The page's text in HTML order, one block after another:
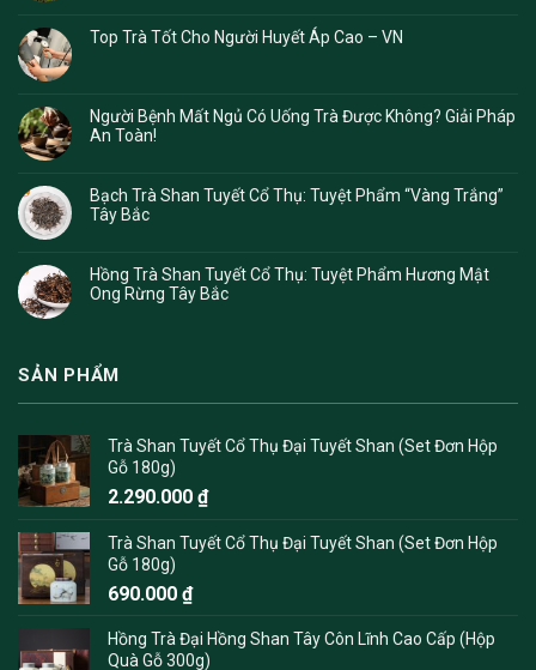
Top Trà Tốt Cho Người Huyết Áp Cao – VN
Người Bệnh Mất Ngủ Có Uống Trà Được Không? Giải Pháp
An Toàn!
Bạch Trà Shan Tuyết Cổ Thụ: Tuyệt Phẩm “Vàng Trắng”
Tây Bắc
Hồng Trà Shan Tuyết Cổ Thụ: Tuyệt Phẩm Hương Mật
Ong Rừng Tây Bắc
SẢN PHẨM
Trà Shan Tuyết Cổ Thụ Đại Tuyết Shan (Set Đơn Hộp
Gỗ 180g)
2.290.000 ₫
Trà Shan Tuyết Cổ Thụ Đại Tuyết Shan (Set Đơn Hộp
Gỗ 180g)
690.000 ₫
Hồng Trà Đại Hồng Shan Tây Côn Lĩnh Cao Cấp (Hộp
Quà Gỗ 300g)